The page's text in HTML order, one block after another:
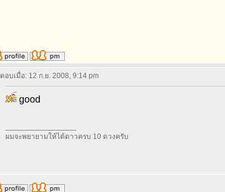
ตอบเมื่อ: 12 ก.ย. 2008, 9:14 pm
good
ผมจะพยายามให้ได้ดาวครบ 10 ดวงครับ